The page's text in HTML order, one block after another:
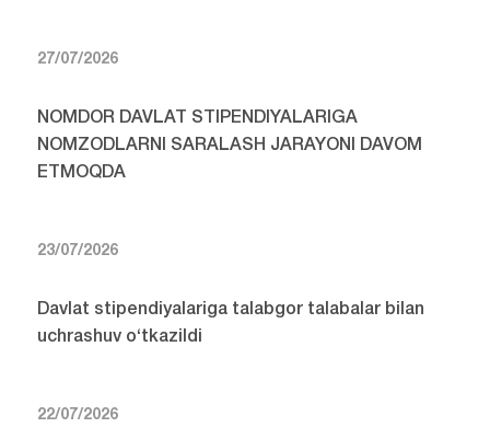
27/07/2026
NOMDOR DAVLAT STIPENDIYALARIGA
NOMZODLARNI SARALASH JARAYONI DAVOM
ETMOQDA
23/07/2026
Davlat stipendiyalariga talabgor talabalar bilan
uchrashuv o‘tkazildi
22/07/2026